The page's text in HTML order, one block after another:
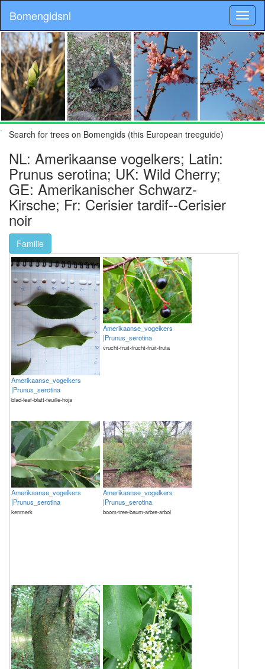
Bomengidsnl
.
Search for trees on Bomengids (this European treeguide)
NL: Amerikaanse vogelkers; Latin:
Prunus serotina; UK: Wild Cherry;
GE: Amerikanischer Schwarz-
Kirsche; Fr: Cerisier tardif--Cerisier
noir
Familie
Amerikaanse_vogelkers
|Prunus_serotina
blad-leaf-blatt-feuille-hoja
Amerikaanse_vogelkers
|Prunus_serotina
vrucht-fruit-frucht-fruit-fruta
Amerikaanse_vogelkers
|Prunus_serotina
kenmerk
Amerikaanse_vogelkers
|Prunus_serotina
boom-tree-baum-arbre-arbol